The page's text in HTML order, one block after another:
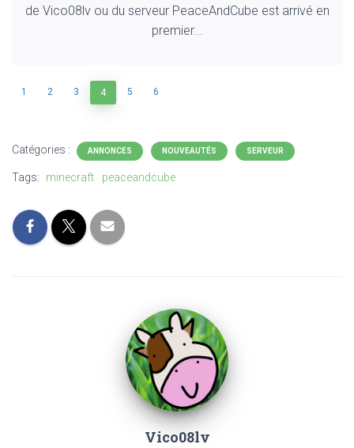
de Vico08lv ou du serveur PeaceAndCube est arrivé en
premier...
1 2 3 4 5 6
Catégories : ANNONCES NOUVEAUTÉS SERVEUR
Tags: minecraft peaceandcube
Vico08lv